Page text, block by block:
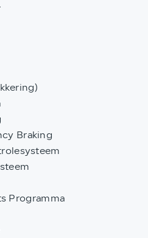
Braking
Programma